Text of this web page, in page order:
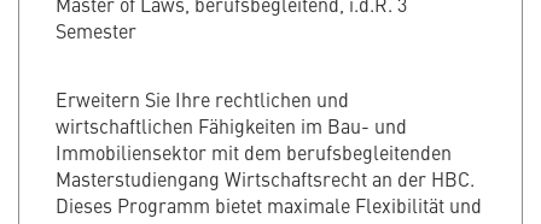
Semester
Erweitern Sie Ihre rechtlichen und
wirtschaftlichen Fähigkeiten im Bau- und
Immobiliensektor mit dem berufsbegleitenden
Masterstudiengang Wirtschaftsrecht an der HBC.
Dieses Programm bietet maximale Flexibilität und